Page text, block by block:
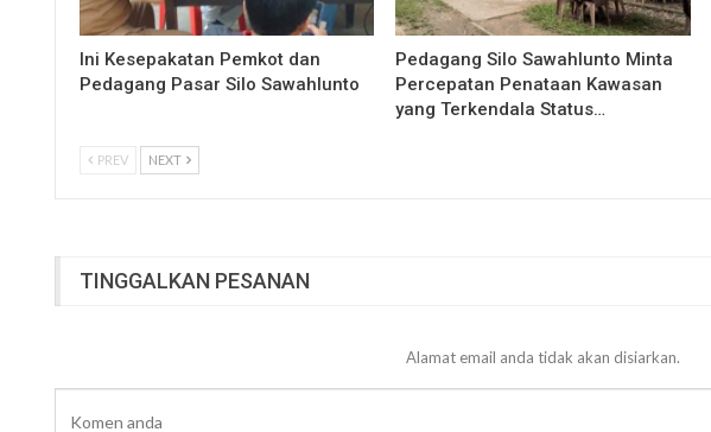
Ini Kesepakatan Pemkot dan
Pedagang Pasar Silo Sawahlunto
Pedagang Silo Sawahlunto Minta
Percepatan Penataan Kawasan
yang Terkendala Status…
PREV NEXT
TINGGALKAN PESANAN
Alamat email anda tidak akan disiarkan.